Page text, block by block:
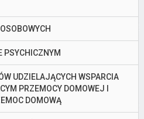
PSYCHICZNYM
UDZIELAJĄCYCH WSPARCIA
PRZEMOCY DOMOWEJ I
DOMOWĄ